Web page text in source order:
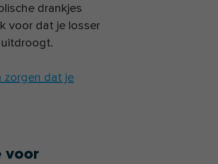
drankjes
voor dat je losser
zorgen dat je
voor